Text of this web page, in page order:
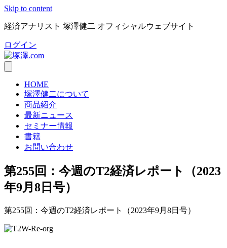
Skip to content
経済アナリスト 塚澤健二 オフィシャルウェブサイト
ログイン
HOME
塚澤健二について
商品紹介
最新ニュース
セミナー情報
書籍
お問い合わせ
第255回：今週のT2経済レポート（2023
年9月8日号）
第255回：今週のT2経済レポート（2023年9月8日号）